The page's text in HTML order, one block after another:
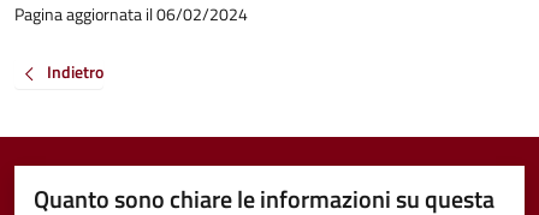
Pagina aggiornata il 06/02/2024
Indietro
Quanto sono chiare le informazioni su questa